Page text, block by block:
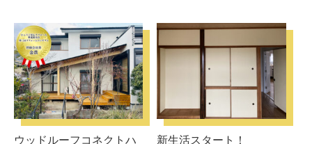
ウッドルーフコネクトハ
新生活スタート！